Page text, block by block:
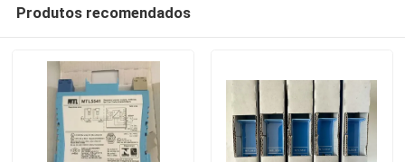
Produtos recomendados